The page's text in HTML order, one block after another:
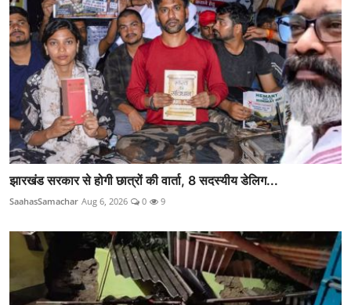
झारखंड सरकार से होगी छात्रों की वार्ता, 8 सदस्यीय डेलिग...
SaahasSamachar Aug 6, 2026 0 9